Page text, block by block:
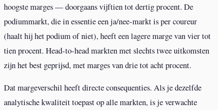
hoogste marges — doorgaans vijftien tot dertig procent. De
podiummarkt, die in essentie een ja/nee-markt is per coureur
(haalt hij het podium of niet), heeft een lagere marge van vier tot
tien procent. Head-to-head markten met slechts twee uitkomsten
zijn het best geprijsd, met marges van drie tot acht procent.
Dat margeverschil heeft directe consequenties. Als je dezelfde
analytische kwaliteit toepast op alle markten, is je verwachte